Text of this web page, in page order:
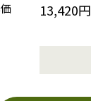
13,420円